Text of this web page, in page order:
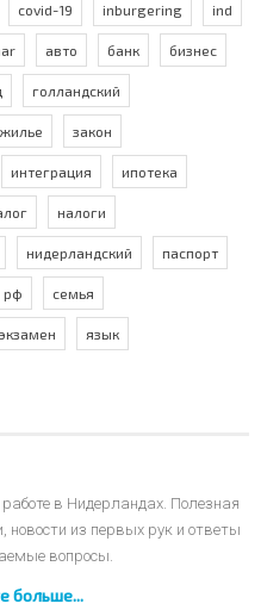
covid-19 inburgering ind
авто банк бизнес
голландский
жилье закон
интеграция ипотека
налоги
нидерландский паспорт
рф семья
экзамен язык
в Нидерландах. Полезная
новости из первых рук и ответы
вопросы.
больше...